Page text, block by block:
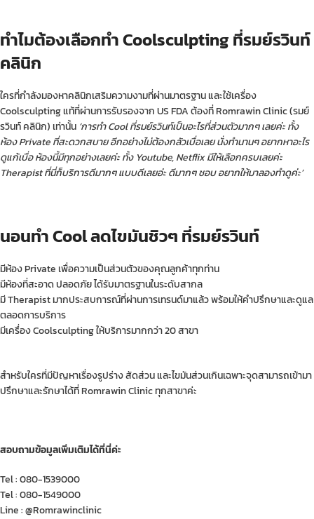
ทำไมต้องเลือกทำ Coolsculpting ที่รมย์รวินท์
คลินิก
ใครที่กำลังมองหาคลินิกเสริมความงามที่ผ่านมาตรฐาน และใช้เครื่อง
Coolsculpting แท้ที่ผ่านการรับรองจาก US FDA ต้องที่ Romrawin Clinic (รมย์
รวินท์ คลินิก) เท่านั้น ‘การทำ Cool ที่รมย์รวินท์เป็นอะไรที่ส่วนตัวมากๆ เลยค่ะ ทั้ง
ห้อง Private ที่สะดวกสบาย อีกอย่างไม่ต้องกลัวเบื่อเลย นั่งทำนานๆ อยากหาอะไร
ดูแก้เบื่อ ห้องนี้มีทุกอย่างเลยค่ะ ทั้ง Youtube, Netflix มีให้เลือกครบเลยค่ะ
Therapist ที่นี่ก็บริการดีมากๆ แบบดีเลยอ่ะ ดีมากๆ ชอบ อยากให้มาลองทำดูค่ะ’
นอนทำCool ลดไขมันชิวๆ ที่รมย์รวินท์
มีห้อง Private เพื่อความเป็นส่วนตัวของคุณลูกค้าทุกท่าน
มีห้องที่สะอาด ปลอดภัย ได้รับมาตรฐานในระดับสากล
มี Therapist มากประสบการณ์ที่ผ่านการเทรนด์มาแล้ว พร้อมให้คำปรึกษาและดูแล
ตลอดการบริการ
มีเครื่อง Coolsculpting ให้บริการมากกว่า 20 สาขา
สำหรับใครที่มีปัญหาเรื่องรูปร่าง สัดส่วน และไขมันส่วนเกินเฉพาะจุดสามารถเข้ามา
ปรึกษาและรักษาได้ที่ Romrawin Clinic ทุกสาขาค่ะ
สอบถามข้อมูลเพิ่มเติมได้ที่นี่ค่ะ
Tel : 080-1539000
Tel : 080-1549000
Line : @Romrawinclinic